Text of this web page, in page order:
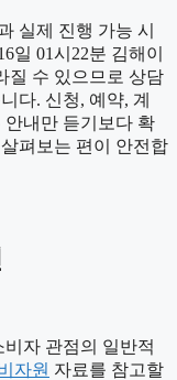
실제 진행 가능 시
일 01시22분 김해이
질 수 있으므로 상담
다. 신청, 예약, 계
내만 듣기보다 확
펴보는 편이 안전합
자 관점의 일반적
자원 자료를 참고할